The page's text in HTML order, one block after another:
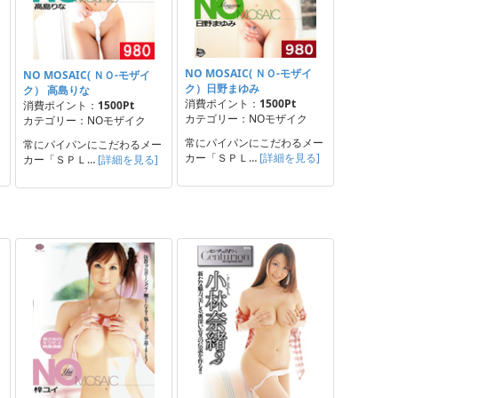
NO MOSAIC( ＮＯ-モザイ
ク） 高島りな
消費ポイント： 1500Pt
カテゴリー：NOモザイク
常にパイパンにこだわるメー
カー「ＳＰＬ… [詳細を見る]
NO MOSAIC( ＮＯ-モザイ
ク）日野まゆみ
消費ポイント： 1500Pt
カテゴリー：NOモザイク
常にパイパンにこだわるメー
カー「ＳＰＬ… [詳細を見る]